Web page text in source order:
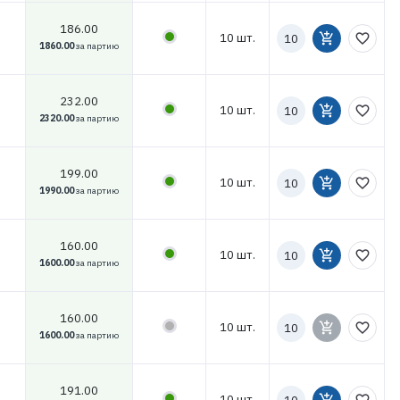
186.00
1860.00за партию
10 шт.
Количество
к
add_shopping_cart favorite_border
232.00
2320.00за партию
10 шт.
Количество
к
add_shopping_cart favorite_border
199.00
1990.00за партию
10 шт.
Количество
к
add_shopping_cart favorite_border
160.00
1600.00за партию
10 шт.
Количество
к
add_shopping_cart favorite_border
160.00
1600.00за партию
10 шт.
Количество
к
add_shopping_cart favorite_border
191.00
Количество